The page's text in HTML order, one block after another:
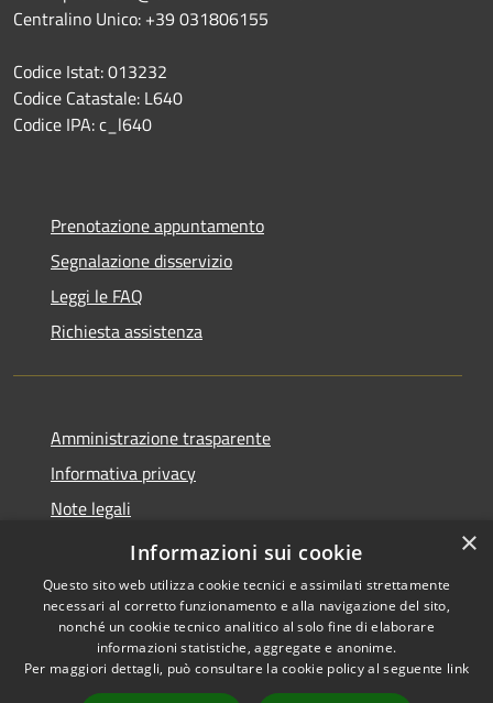
Centralino Unico: +39 031806155
Codice Istat: 013232
Codice Catastale: L640
Codice IPA: c_l640
Prenotazione appuntamento
Segnalazione disservizio
Leggi le FAQ
Richiesta assistenza
Amministrazione trasparente
Informativa privacy
Note legali
Dichiarazione di accessibilità
Accessibilità
Copyright © 2026 • Comune di
Valmorea • Powered by
×
Informazioni sui cookie
Questo sito web utilizza cookie tecnici e assimilati strettamente
necessari al corretto funzionamento e alla navigazione del sito,
nonché un cookie tecnico analitico al solo fine di elaborare
informazioni statistiche, aggregate e anonime.
Per maggiori dettagli, può consultare la cookie policy al seguente link